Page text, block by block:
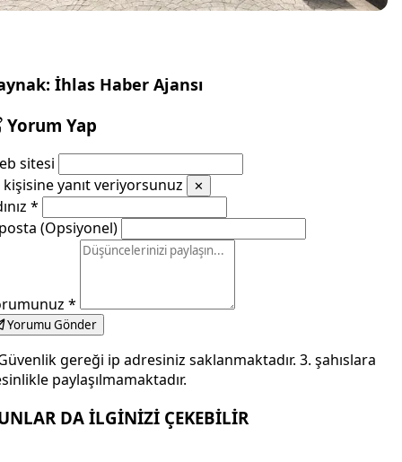
İhlas Haber Ajansı
Yorum Yap
sitesi
kişisine yanıt veriyorsunuz
✕
*
(Opsiyonel)
*
Yorumu Gönder
gereği ip adresiniz saklanmaktadır. 3. şahıslara
paylaşılmamaktadır.
DA İLGİNİZİ ÇEKEBİLİR